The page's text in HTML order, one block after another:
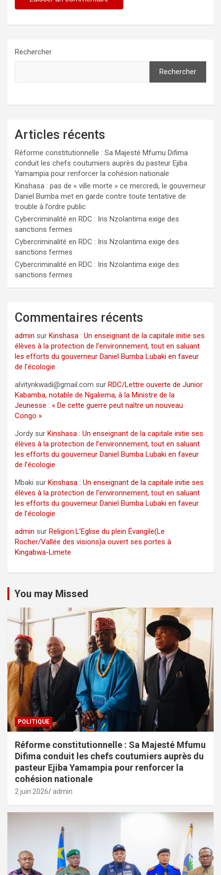
Rechercher
Rechercher
Articles récents
Réforme constitutionnelle : Sa Majesté Mfumu Difima
conduit les chefs coutumiers auprès du pasteur Ejiba
Yamampia pour renforcer la cohésion nationale
Kinshasa : pas de « ville morte » ce mercredi, le gouverneur
Daniel Bumba met en garde contre toute tentative de
trouble à l’ordre public
Cybercriminalité en RDC : Iris Nzolantima exige des
sanctions fermes
Cybercriminalité en RDC : Iris Nzolantima exige des
sanctions fermes
Cybercriminalité en RDC : Iris Nzolantima exige des
sanctions fermes
Commentaires récents
admin sur Kinshasa : Un enseignant de la capitale initie ses
élèves à la protection de l’environnement, tout en saluant
les efforts du gouverneur Daniel Bumba Lubaki en faveur
de l’écologie
alvitynkwadi@gmail.com sur RDC/Lettre ouverte de Junior
Kabamba, notable de Ngaliema, à la Ministre de la
Jeunesse : « De cette guerre peut naître un nouveau
Congo »
Jordy sur Kinshasa : Un enseignant de la capitale initie ses
élèves à la protection de l’environnement, tout en saluant
les efforts du gouverneur Daniel Bumba Lubaki en faveur
de l’écologie
Mbaki sur Kinshasa : Un enseignant de la capitale initie ses
élèves à la protection de l’environnement, tout en saluant
les efforts du gouverneur Daniel Bumba Lubaki en faveur
de l’écologie
admin sur Religion:L’Eglise du plein Évangile(Le
Rocher/Vallée des visions)a ouvert ses portes à
Kingabwa-Limete
You may Missed
POLITIQUE
Réforme constitutionnelle : Sa Majesté Mfumu
Difima conduit les chefs coutumiers auprès du
pasteur Ejiba Yamampia pour renforcer la
cohésion nationale
2 juin 2026 admin